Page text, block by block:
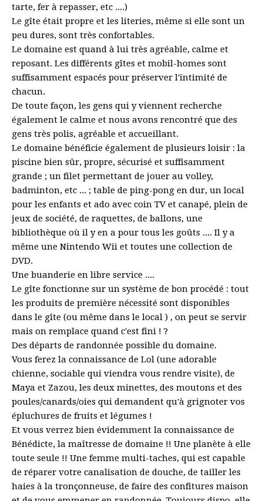
tarte, fer à repasser, etc ....)
Le gîte était propre et les literies, même si elle sont un
peu dures, sont très confortables.
Le domaine est quand à lui très agréable, calme et
reposant. Les différents gîtes et mobil-homes sont
suffisamment espacés pour préserver l'intimité de
chacun.
De toute façon, les gens qui y viennent recherche
également le calme et nous avons rencontré que des
gens très polis, agréable et accueillant.
Le domaine bénéficie également de plusieurs loisir : la
piscine bien sûr, propre, sécurisé et suffisamment
grande ; un filet permettant de jouer au volley,
badminton, etc ... ; table de ping-pong en dur, un local
pour les enfants et ado avec coin TV et canapé, plein de
jeux de société, de raquettes, de ballons, une
bibliothèque où il y en a pour tous les goûts .... Il y a
même une Nintendo Wii et toutes une collection de
DVD.
Une buanderie en libre service ....
Le gîte fonctionne sur un système de bon procédé : tout
les produits de première nécessité sont disponibles
dans le gîte (ou même dans le local ) , on peut se servir
mais on remplace quand c'est fini ! ?
Des départs de randonnée possible du domaine.
Vous ferez la connaissance de Lol (une adorable
chienne, sociable qui viendra vous rendre visite), de
Maya et Zazou, les deux minettes, des moutons et des
poules/canards/oies qui demandent qu'à grignoter vos
épluchures de fruits et légumes !
Et vous verrez bien évidemment la connaissance de
Bénédicte, la maîtresse de domaine !! Une planète à elle
toute seule !! Une femme multi-taches, qui est capable
de réparer votre canalisation de douche, de tailler les
haies à la tronçonneuse, de faire des confitures maison